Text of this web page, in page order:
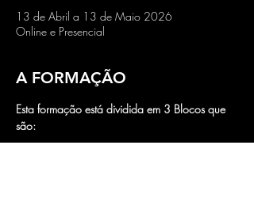
13 de Abril a 13 de Maio 2026
Online e Presencial
A FORMAÇÃO
Esta formação está dividida em 3 Blocos que
são: